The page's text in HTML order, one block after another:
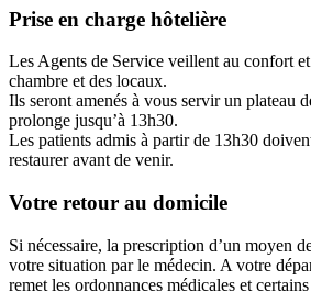
Prise en charge hôtelière
Les Agents de Service veillent au confort
chambre et des locaux.
Ils seront amenés à vous servir un plateau
prolonge jusqu’à 13h30.
Les patients admis à partir de 13h30
restaurer avant de venir.
Votre retour au domicile
Si nécessaire, la prescription d’un moyen
votre situation par le médecin. A votre
remet les ordonnances médicales et